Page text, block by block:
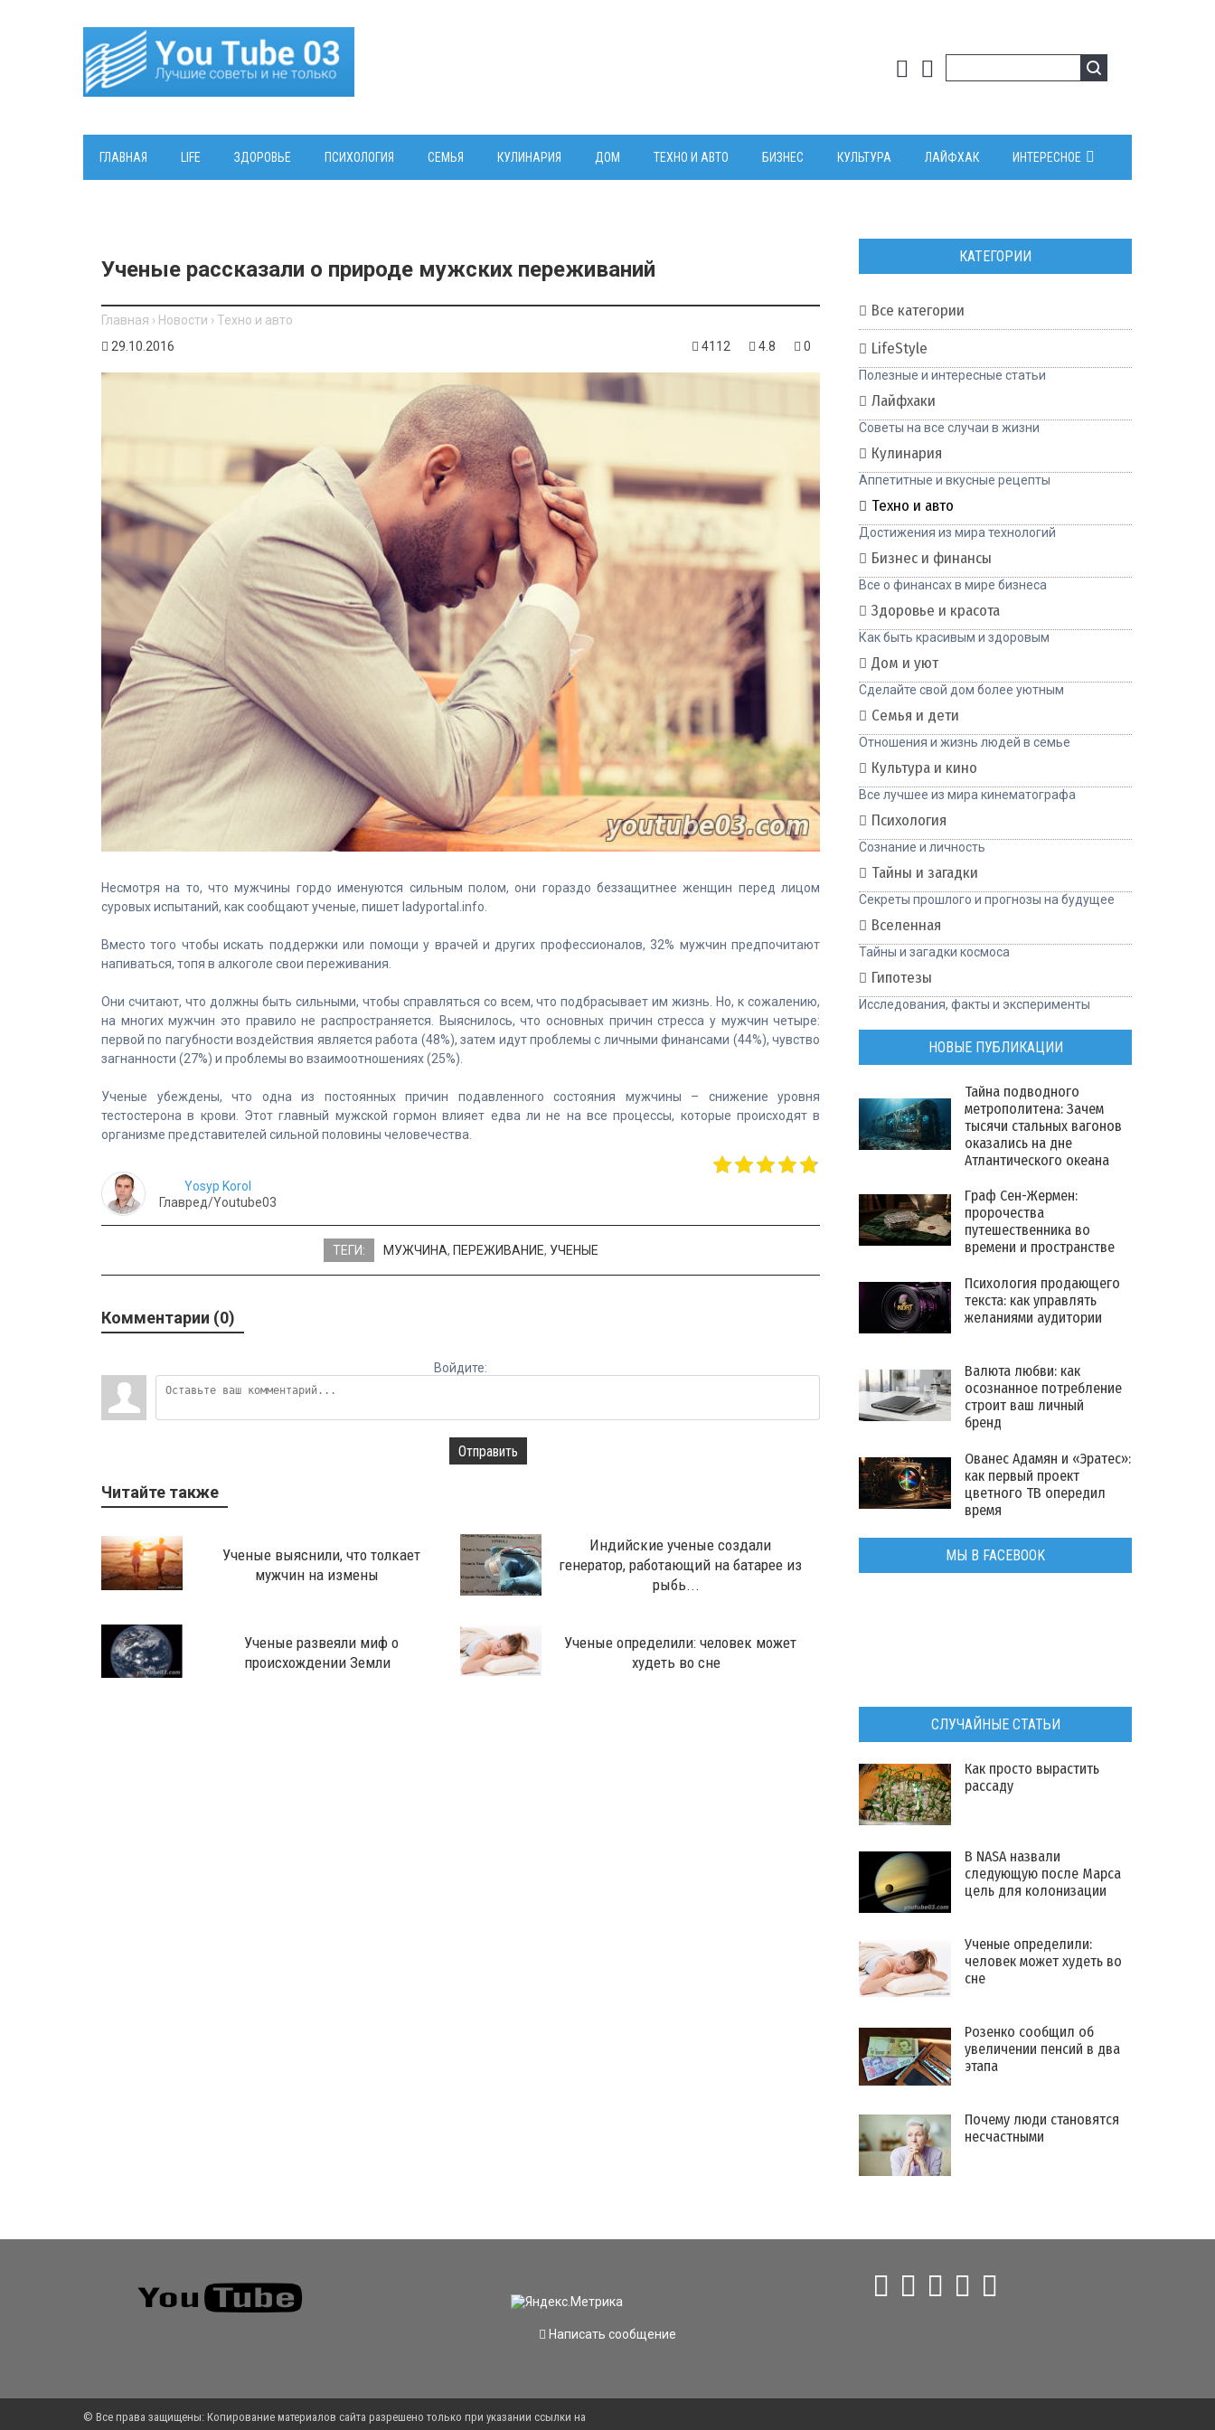
ГЛАВНАЯ LIFE ЗДОРОВЬЕ ПСИХОЛОГИЯ СЕМЬЯ КУЛИНАРИЯ ДОМ ТЕХНО И АВТО БИЗНЕС КУЛЬТУРА ЛАЙФХАК ИНТЕРЕСНОЕ
​Ученые рассказали о природе мужских переживаний
Главная › Новости › Техно и авто
29.10.2016
4112 4.8 0
Несмотря на то, что мужчины гордо именуются сильным полом, они гораздо беззащитнее женщин перед лицом
суровых испытаний, как сообщают ученые, пишет ladyportal.info.
Вместо того чтобы искать поддержки или помощи у врачей и других профессионалов, 32% мужчин предпочитают
напиваться, топя в алкоголе свои переживания.
Они считают, что должны быть сильными, чтобы справляться со всем, что подбрасывает им жизнь. Но, к сожалению,
на многих мужчин это правило не распространяется. Выяснилось, что основных причин стресса у мужчин четыре:
первой по пагубности воздействия является работа (48%), затем идут проблемы с личными финансами (44%), чувство
загнанности (27%) и проблемы во взаимоотношениях (25%).
Ученые убеждены, что одна из постоянных причин подавленного состояния мужчины – снижение уровня
тестостерона в крови. Этот главный мужской гормон влияет едва ли не на все процессы, которые происходят в
организме представителей сильной половины человечества.
Yosyp Korol
Главред/Youtube03
ТЕГИ: МУЖЧИНА, ПЕРЕЖИВАНИЕ, УЧЕНЫЕ
Комментарии (0)
Войдите:
Отправить
Читайте также
Ученые выяснили, что толкает
мужчин на измены
Индийские ученые создали
генератор, работающий на батарее из
рыбь...
Ученые развеяли миф о
происхождении Земли
Ученые определили: человек может
худеть во сне
КАТЕГОРИИ
Все категории
LifeStyle
Полезные и интересные статьи
Лайфхаки
Советы на все случаи в жизни
Кулинария
Аппетитные и вкусные рецепты
Техно и авто
Достижения из мира технологий
Бизнес и финансы
Все о финансах в мире бизнеса
Здоровье и красота
Как быть красивым и здоровым
Дом и уют
Сделайте свой дом более уютным
Семья и дети
Отношения и жизнь людей в семье
Культура и кино
Все лучшее из мира кинематографа
Психология
Сознание и личность
Тайны и загадки
Секреты прошлого и прогнозы на будущее
Вселенная
Тайны и загадки космоса
Гипотезы
Исследования, факты и эксперименты
НОВЫЕ ПУБЛИКАЦИИ
Тайна подводного
метрополитена: Зачем
тысячи стальных вагонов
оказались на дне
Атлантического океана
Граф Сен-Жермен:
пророчества
путешественника во
времени и пространстве
Психология продающего
текста: как управлять
желаниями аудитории
Валюта любви: как
осознанное потребление
строит ваш личный
бренд
Ованес Адамян и «Эратес»:
как первый проект
цветного ТВ опередил
время
МЫ В FACEBOOK
СЛУЧАЙНЫЕ СТАТЬИ
Как просто вырастить
рассаду
​В NASA назвали
следующую после Марса
цель для колонизации
Ученые определили:
человек может худеть во
сне
Розенко сообщил об
увеличении пенсий в два
этапа
​Почему люди становятся
несчастными
Написать сообщение
© Все права защищены: Копирование материалов сайта разрешено только при указании ссылки на